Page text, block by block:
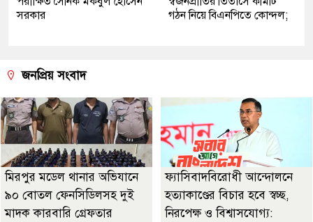
সরকার
গঠন নিয়ে বিএনপিতে কোন্দল;
জনপ্রিয় সংবাদ
মিরপুর মডেল থানার অভিযানে
৯০ বোতল ফেনসিডিলসহ দুই
মাদক কারবারি গ্রেফতার
ফ্যাসিবাদবিরোধী আন্দোলনে
হত্যাকাণ্ডের বিচার হবে স্বচ্ছ,
নিরপেক্ষ ও বিশ্বাসযোগ্য: